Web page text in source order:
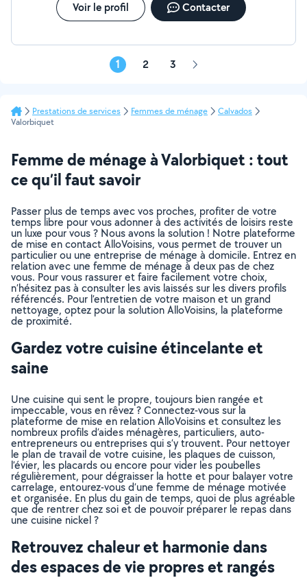
Voir le profil Contacter
1 2 3 Page
Prestations de services Femmes de ménage
Calvados
Valorbiquet
Femme de ménage à Valorbiquet : tout
ce qu’il faut savoir
Passer plus de temps avec vos proches, profiter de votre
temps libre pour vous adonner à des activités de loisirs reste
un luxe pour vous ? Nous avons la solution ! Notre plateforme
de mise en contact AlloVoisins, vous permet de trouver un
particulier ou une entreprise de ménage à domicile. Entrez en
relation avec une femme de ménage à deux pas de chez
vous. Pour vous rassurer et faire facilement votre choix,
n’hésitez pas à consulter les avis laissés sur les divers profils
référencés. Pour l’entretien de votre maison et un grand
nettoyage, optez pour la solution AlloVoisins, la plateforme
de proximité.
Gardez votre cuisine étincelante et
saine
Une cuisine qui sent le propre, toujours bien rangée et
impeccable, vous en rêvez ? Connectez-vous sur la
plateforme de mise en relation AlloVoisins et consultez les
nombreux profils d’aides ménagères, particuliers, auto-
entrepreneurs ou entreprises qui s’y trouvent. Pour nettoyer
le plan de travail de votre cuisine, les plaques de cuisson,
l’évier, les placards ou encore pour vider les poubelles
régulièrement, pour dégraisser la hotte et pour balayer votre
carrelage, entourez-vous d’une femme de ménage motivée
et organisée. En plus du gain de temps, quoi de plus agréable
que de rentrer chez soi et de pouvoir préparer le repas dans
une cuisine nickel ?
Retrouvez chaleur et harmonie dans
des espaces de vie propres et rangés